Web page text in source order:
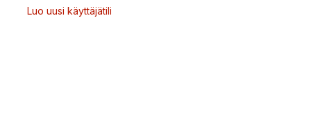
Luo uusi käyttäjätili